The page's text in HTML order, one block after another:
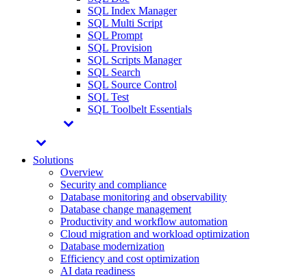
SQL Index Manager
SQL Multi Script
SQL Prompt
SQL Provision
SQL Scripts Manager
SQL Search
SQL Source Control
SQL Test
SQL Toolbelt Essentials
Solutions
Overview
Security and compliance
Database monitoring and observability
Database change management
Productivity and workflow automation
Cloud migration and workload optimization
Database modernization
Efficiency and cost optimization
AI data readiness